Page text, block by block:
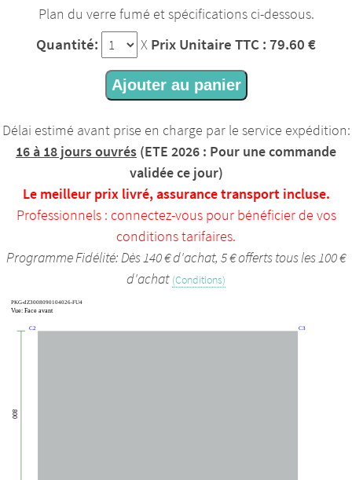
Plan du verre fumé et spécifications ci-dessous.
Quantité: X Prix Unitaire TTC : 79.60 €
Ajouter au panier
Délai estimé avant prise en charge par le service expédition:
16 à 18 jours ouvrés (ETE 2026 : Pour une commande
validée ce jour)
Le meilleur prix livré, assurance transport incluse.
Professionnels : connectez-vous pour bénéficier de vos
conditions tarifaires.
Programme Fidélité: Dès 140 € d'achat, 5 € offerts tous les 100 €
d'achat (Conditions)